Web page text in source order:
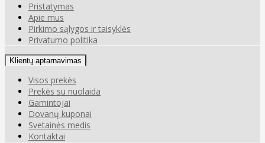
Pristatymas
Apie mus
Pirkimo sąlygos ir taisyklės
Privatumo politika
Klientų aptarnavimas
Visos prekės
Prekės su nuolaida
Gamintojai
Dovanų kuponai
Svetainės medis
Kontaktai